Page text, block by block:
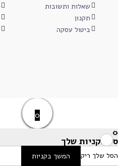
שאלות ותשובות
תקנון
ביטול עסקה
0
0
סל הקניות שלך
הסל שלך ריק המשך בקניות